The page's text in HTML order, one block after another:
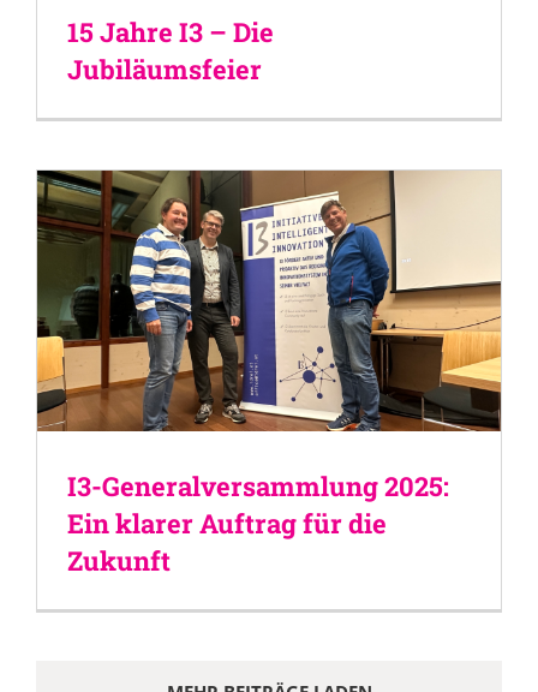
15 Jahre I3 – Die
Jubiläumsfeier
I3-Generalversammlung 2025:
Ein klarer Auftrag für die
Zukunft